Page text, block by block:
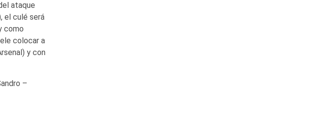
ataque
el culé será
como
colocar a
y con
–